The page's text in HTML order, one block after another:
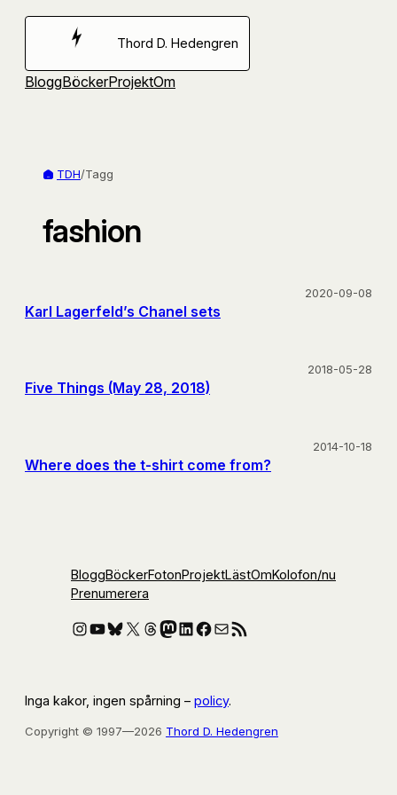
Hoppa
Thord D. Hedengren
BloggBöckerProjektOm
TDH/Tagg
fashion
Karl Lagerfeld’s Chanel sets
2020-09-08
Five Things (May 28, 2018)
2018-05-28
Where does the t-shirt come from?
2014-10-18
BloggBöckerFotonProjektLästOmKolofon/nu
Prenumerera
Instagram
YouTube
Bluesky
X Threads
Mastodon
LinkedIn
Facebook
E-postRSS-flöde
Inga kakor, ingen spårning – policy.
Copyright © 1997—2026 Thord D. Hedengren